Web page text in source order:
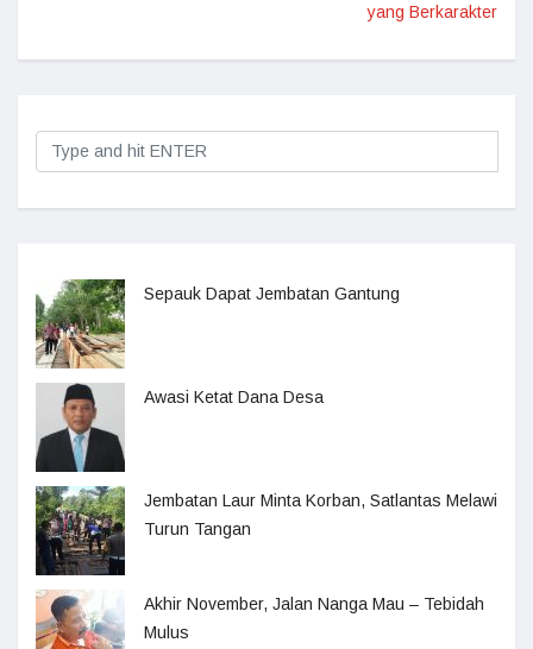
yang Berkarakter
Sepauk Dapat Jembatan Gantung
Awasi Ketat Dana Desa
Jembatan Laur Minta Korban, Satlantas Melawi
Turun Tangan
Akhir November, Jalan Nanga Mau – Tebidah
Mulus